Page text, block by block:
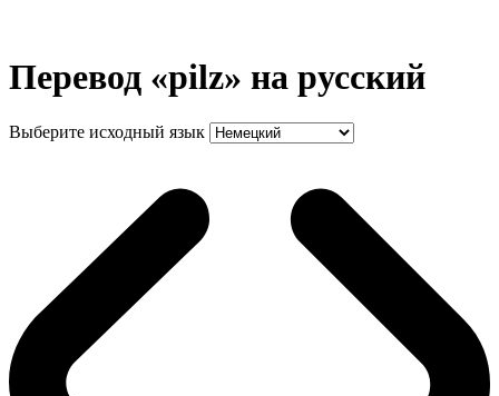
Перевод «pilz» на русский
Выберите исходный язык